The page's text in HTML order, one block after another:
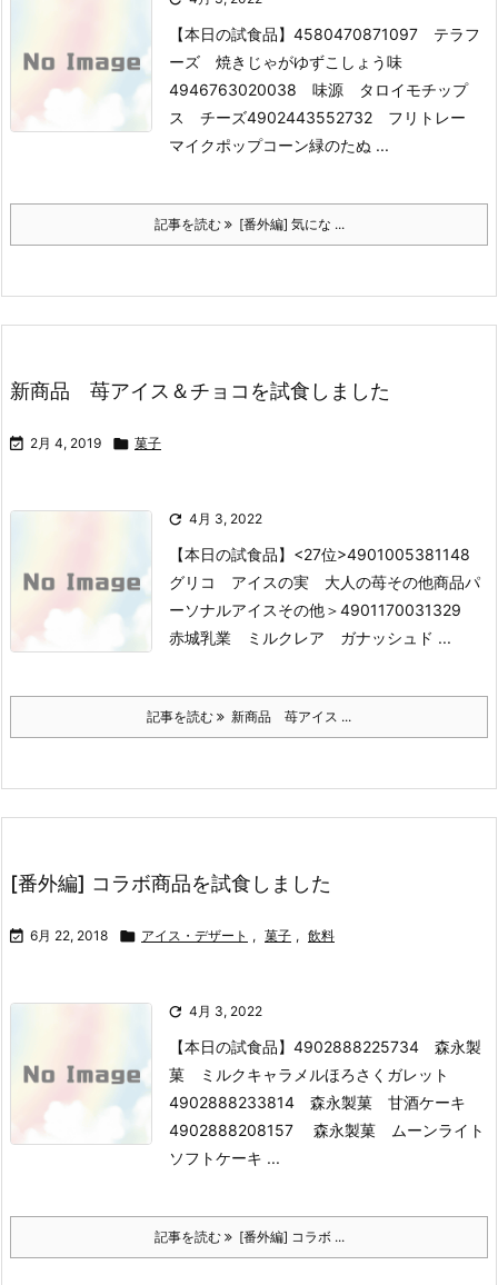
【本日の試食品】 4580470871097 テラフ
ーズ 焼きじゃがゆずこしょう味
4946763020038 味源 タロイモチップ
ス チーズ4902443552732 フリトレー
マイクポップコーン緑のたぬ ...
記事を読む [番外編] 気にな ...
新商品 苺アイス＆チョコを試食しました
 2月 4, 2019  菓子
 4月 3, 2022
【本日の試食品】 <27位>4901005381148
グリコ アイスの実 大人の苺その他商品パ
ーソナルアイスその他＞4901170031329
赤城乳業 ミルクレア ガナッシュド ...
記事を読む 新商品 苺アイス ...
[番外編] コラボ商品を試食しました
 6月 22, 2018  アイス・デザート , 菓子 , 飲料
 4月 3, 2022
【本日の試食品】 4902888225734 森永製
菓 ミルクキャラメルほろさくガレット
4902888233814 森永製菓 甘酒ケーキ
4902888208157 森永製菓 ムーンライト
ソフトケーキ ...
記事を読む [番外編] コラボ ...